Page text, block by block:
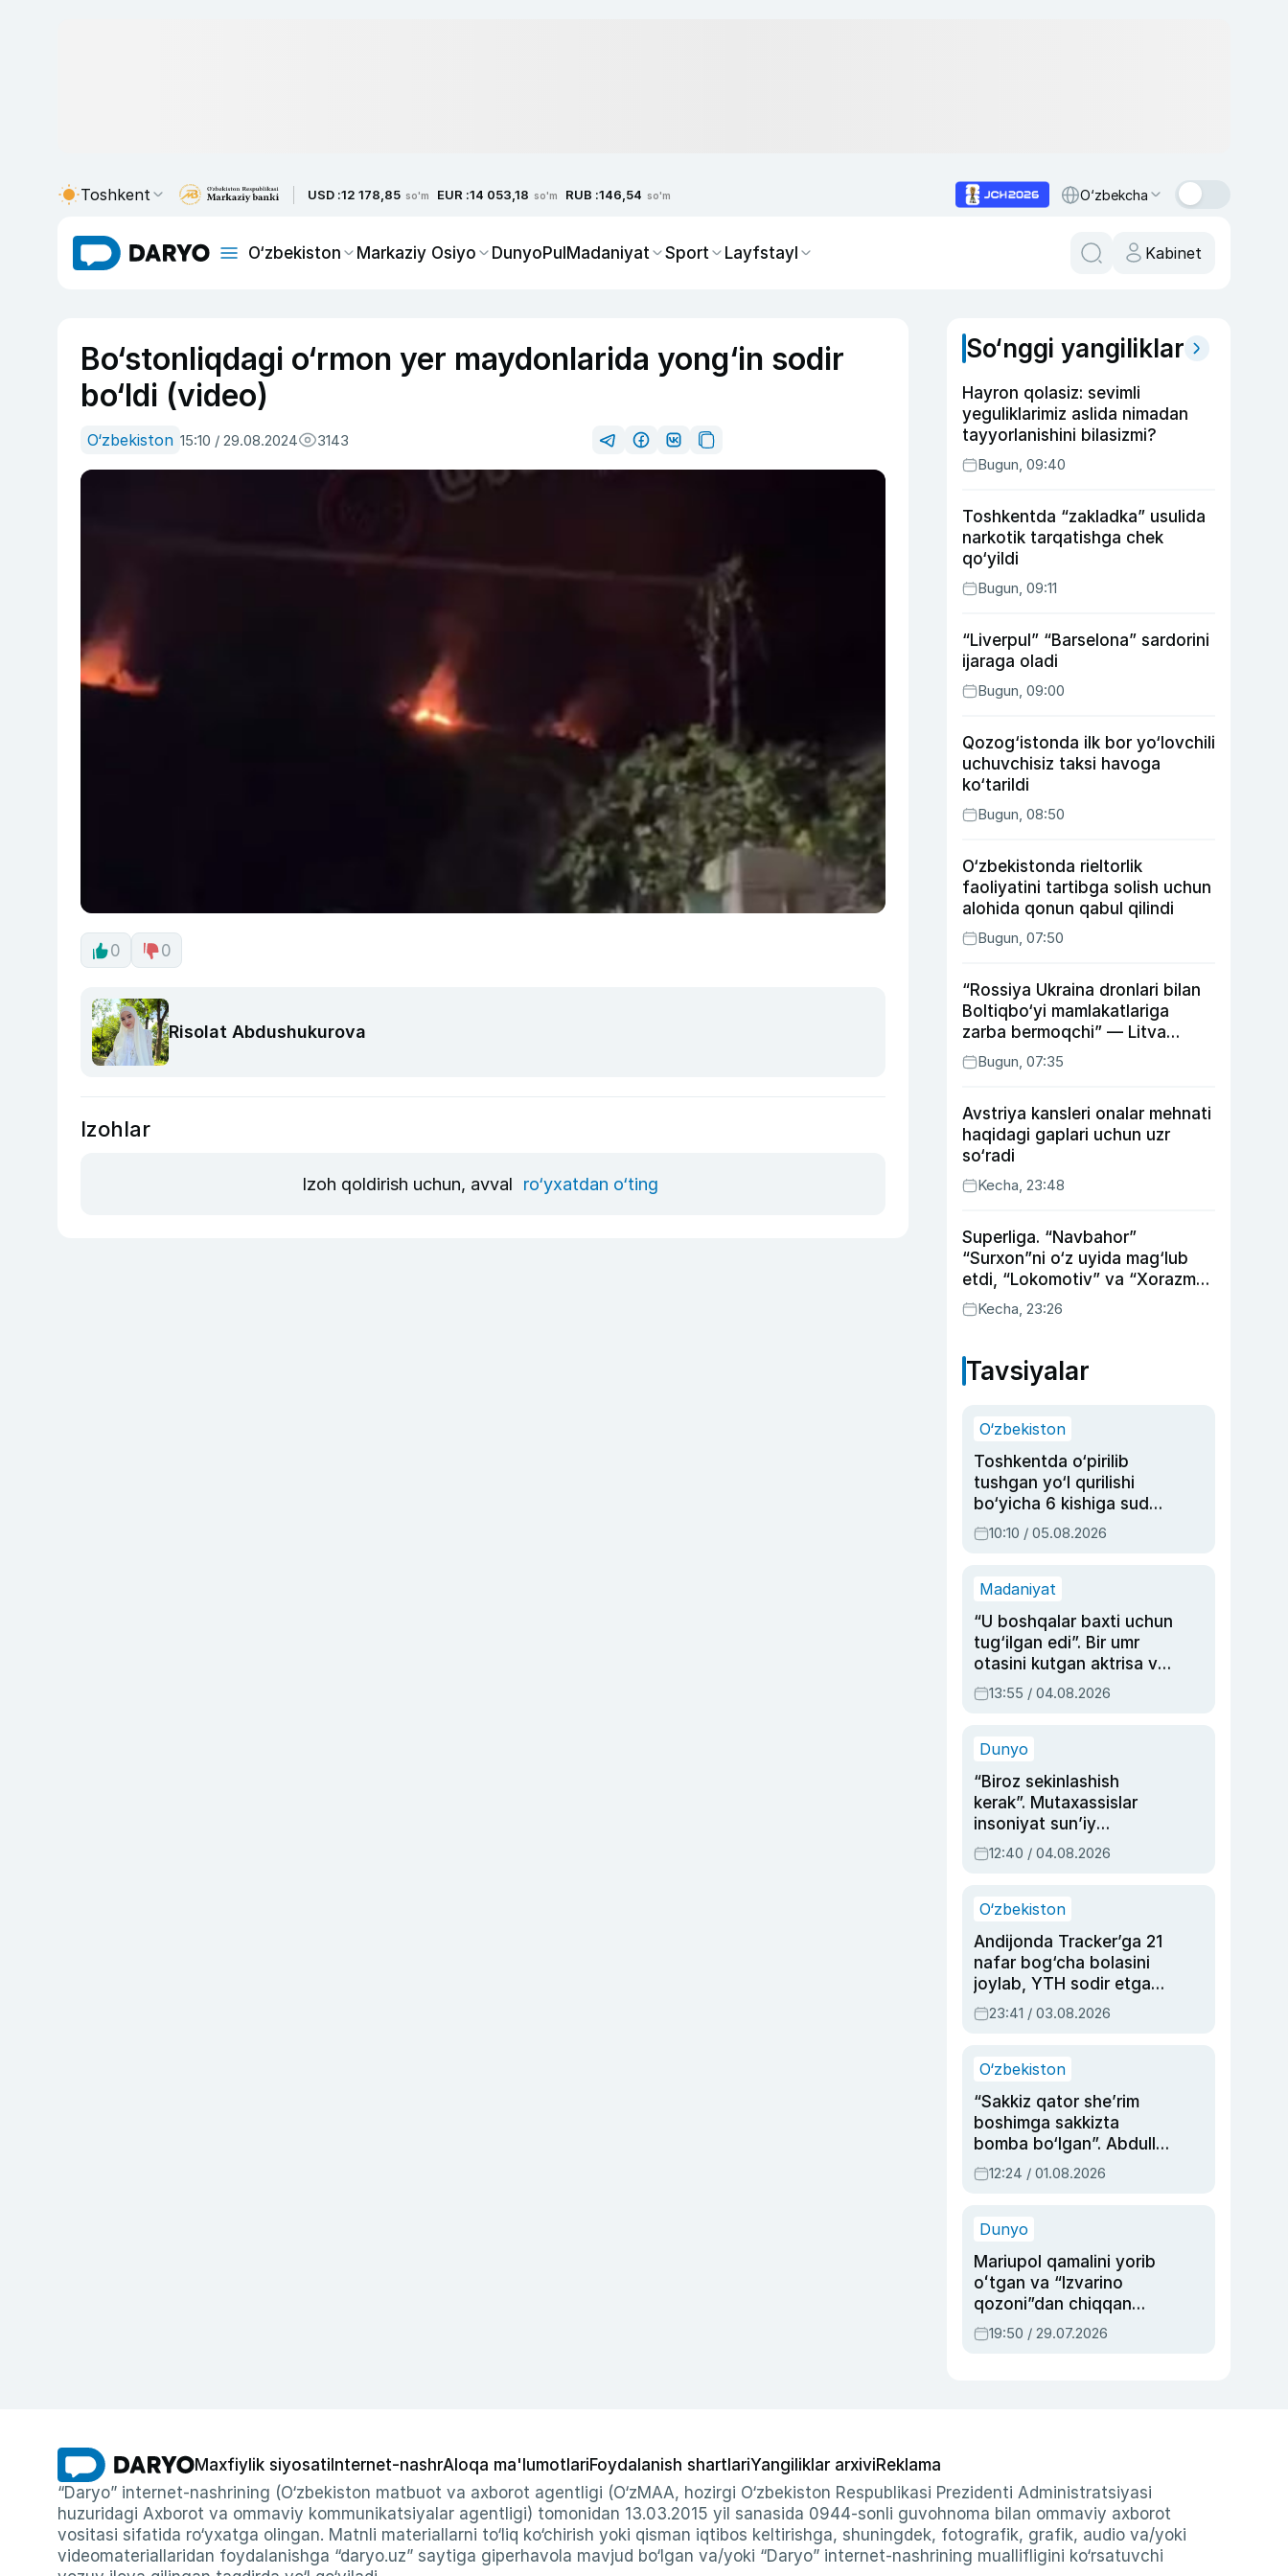
Toshkent USD :12 178,85 so'm EUR :14 053,18 so'm RUB :146,54 so'm O‘zbekcha
O‘zbekiston Markaziy Osiyo DunyoPulMadaniyat Sport Layfstayl Kabinet
Bo‘stonliqdagi o‘rmon yer maydonlarida yong‘in sodir
bo‘ldi (video)
O‘zbekiston 15:10 / 29.08.2024 3143
0 0
Risolat Abdushukurova
Izohlar
Izoh qoldirish uchun, avval ro‘yxatdan o‘ting
So‘nggi yangiliklar
Hayron qolasiz: sevimli
yeguliklarimiz aslida nimadan
tayyorlanishini bilasizmi?
Bugun, 09:40
Toshkentda “zakladka” usulida
narkotik tarqatishga chek
qo‘yildi
Bugun, 09:11
“Liverpul” “Barselona” sardorini
ijaraga oladi
Bugun, 09:00
Qozog‘istonda ilk bor yo‘lovchili
uchuvchisiz taksi havoga
ko‘tarildi
Bugun, 08:50
O‘zbekistonda rieltorlik
faoliyatini tartibga solish uchun
alohida qonun qabul qilindi
Bugun, 07:50
“Rossiya Ukraina dronlari bilan
Boltiqbo‘yi mamlakatlariga
zarba bermoqchi” — Litva
mudofaa vaziri
Bugun, 07:35
Avstriya kansleri onalar mehnati
haqidagi gaplari uchun uzr
so‘radi
Kecha, 23:48
Superliga. “Navbahor”
“Surxon”ni o‘z uyida mag‘lub
etdi, “Lokomotiv” va “Xorazm”
uyda g‘alaba qozondi
Kecha, 23:26
Tavsiyalar
O‘zbekiston
Toshkentda o‘pirilib
tushgan yo‘l qurilishi
bo‘yicha 6 kishiga sud
hukmi o‘qildi
10:10 / 05.08.2026
Madaniyat
“U boshqalar baxti uchun
tug‘ilgan edi”. Bir umr
otasini kutgan aktrisa va
dublyaj ustasi Rimma
Ahmedovaning
13:55 / 04.08.2026
Dunyo
“Biroz sekinlashish
kerak”. Mutaxassislar
insoniyat sun’iy
intellektni boshqara
olmay qolishidan xavotir
12:40 / 04.08.2026
O‘zbekiston
Andijonda Tracker’ga 21
nafar bog‘cha bolasini
joylab, YTH sodir etgan
ayolga sud hukmi o‘qildi
23:41 / 03.08.2026
O‘zbekiston
“Sakkiz qator she’rim
boshimga sakkizta
bomba bo‘lgan”. Abdulla
Oripovni siyosiy
ayblovlardan asrab
12:24 / 01.08.2026
Dunyo
Mariupol qamalini yorib
oʻtgan va “Izvarino
qozoni”dan chiqqan
qahramon — Ukraina
armiyasi bosh
19:50 / 29.07.2026
Maxfiylik siyosati Internet-nashrAloqa ma'lumotlariFoydalanish shartlariYangiliklar arxiviReklama
“Daryo” internet-nashrining (O‘zbekiston matbuot va axborot agentligi (O‘zMAA, hozirgi O‘zbekiston Respublikasi Prezidenti Administratsiyasi
huzuridagi Axborot va ommaviy kommunikatsiyalar agentligi) tomonidan 13.03.2015 yil sanasida 0944-sonli guvohnoma bilan ommaviy axborot
vositasi sifatida ro‘yxatga olingan. Matnli materiallarni to‘liq ko‘chirish yoki qisman iqtibos keltirishga, shuningdek, fotografik, grafik, audio va/yoki
videomateriallaridan foydalanishga “daryo.uz” saytiga giperhavola mavjud bo‘lgan va/yoki “Daryo” internet-nashrining muallifligini ko‘rsatuvchi